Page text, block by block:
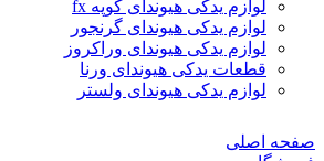
لوازم یدکی هیوندای کوپه fx
لوازم یدکی هیوندای گرنجور
لوازم یدکی هیوندای وراکروز
قطعات یدکی هیوندای ورنا
لوازم یدکی هیوندای ولستر
صفحه اصلی